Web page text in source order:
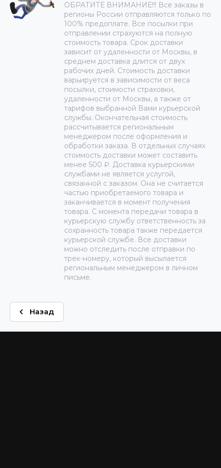
ОБРАТИТЕ ВНИМАНИЕ!!! Все заказы в
регионы России отправляются только по
100% предоплате. Все посылки при
отправлении страхуются на полную
стоимость товара. Срок доставки
зависит от удаленности от Москвы, в
среднем доставка длится от двух
рабочих дней. Стоимость доставки
варьируется в зависимости от веса
посылки, стоимости страховки,
удаленности от Москвы, а также от
тарифов выбранной Вами курьерской
службы. Окончательная стоимость
рассчитывается региональным
менеджером после оформления и
обработки заказа. В отдельных случаях
стоимость доставки может составить
менее 500 ₽. Доставка курьерскими
службами не является услугой,
связанной с заказом. Она не считается
частью приобретаемого товара и
заканчивается в момент получения
товара. С момента передачи товара в
курьерскую службу ответственность за
сохранность товара также передается
курьерской службе. Все доставки
можно отследить после отправки по
трек-номеру, который высылается
региональным менеджером в личном
письме.
Назад